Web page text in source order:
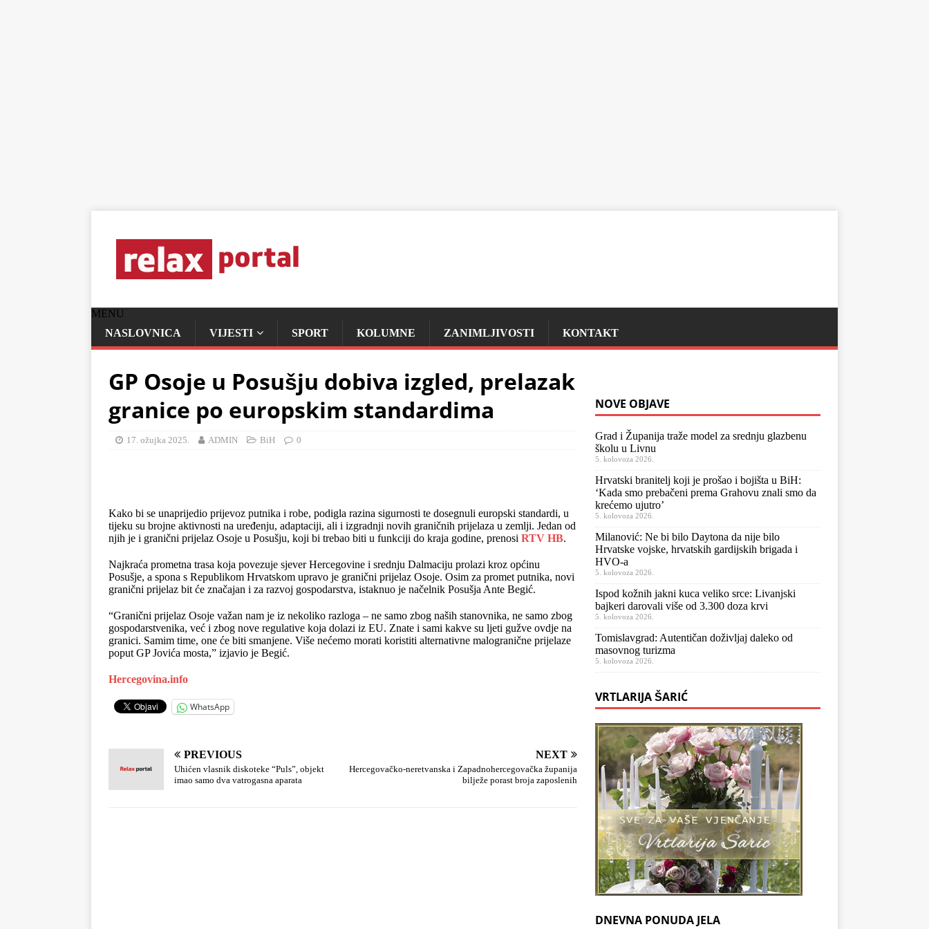
MENU
NASLOVNICA
VIJESTI SPORT KOLUMNE ZANIMLJIVOSTI KONTAKT
GP Osoje u Posušju dobiva izgled, prelazak
granice po europskim standardima
17. ožujka 2025. ADMIN BiH 0
Kako bi se unaprijedio prijevoz putnika i robe, podigla razina sigurnosti te dosegnuli europski standardi, u
tijeku su brojne aktivnosti na uređenju, adaptaciji, ali i izgradnji novih graničnih prijelaza u zemlji. Jedan od
njih je i granični prijelaz Osoje u Posušju, koji bi trebao biti u funkciji do kraja godine, prenosi RTV HB.
Najkraća prometna trasa koja povezuje sjever Hercegovine i srednju Dalmaciju prolazi kroz općinu
Posušje, a spona s Republikom Hrvatskom upravo je granični prijelaz Osoje. Osim za promet putnika, novi
granični prijelaz bit će značajan i za razvoj gospodarstva, istaknuo je načelnik Posušja Ante Begić.
“Granični prijelaz Osoje važan nam je iz nekoliko razloga – ne samo zbog naših stanovnika, ne samo zbog
gospodarstvenika, već i zbog nove regulative koja dolazi iz EU. Znate i sami kakve su ljeti gužve ovdje na
granici. Samim time, one će biti smanjene. Više nećemo morati koristiti alternativne malogranične prijelaze
poput GP Jovića mosta,” izjavio je Begić.
Hercegovina.info
WhatsApp
PREVIOUS
Uhićen vlasnik diskoteke “Puls”, objekt
imao samo dva vatrogasna aparata
NEXT
Hercegovačko-neretvanska i Zapadnohercegovačka županija
bilježe porast broja zaposlenih
NOVE OBJAVE
Grad i Županija traže model za srednju glazbenu
školu u Livnu
5. kolovoza 2026.
Hrvatski branitelj koji je prošao i bojišta u BiH:
‘Kada smo prebačeni prema Grahovu znali smo da
krećemo ujutro’
5. kolovoza 2026.
Milanović: Ne bi bilo Daytona da nije bilo
Hrvatske vojske, hrvatskih gardijskih brigada i
HVO-a
5. kolovoza 2026.
Ispod kožnih jakni kuca veliko srce: Livanjski
bajkeri darovali više od 3.300 doza krvi
5. kolovoza 2026.
Tomislavgrad: Autentičan doživljaj daleko od
masovnog turizma
5. kolovoza 2026.
VRTLARIJA ŠARIĆ
DNEVNA PONUDA JELA